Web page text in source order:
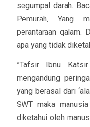
segumpal darah.
Pemurah, Yang
perantaraan qalam.
apa yang tidak
”Tafsir Ibnu
mengandung
yang berasal dari
SWT maka
diketahui oleh